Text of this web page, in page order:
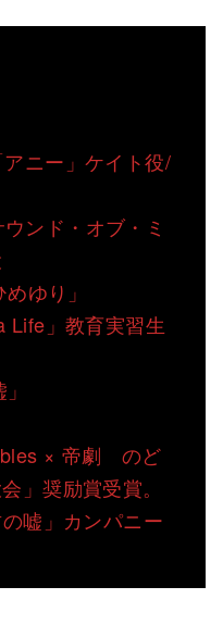
ニー」ケイト役/
ンド・オブ・ミ
ゆり」
Life」教育実習生
× 帝劇 のど
」奨励賞受賞。
嘘」カンパニー